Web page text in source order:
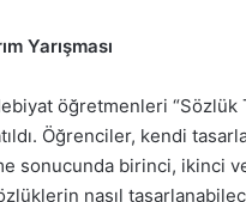
Yarışması
öğretmenleri “Sözlük
Öğrenciler, kendi
sonucunda birinci, ikinci
nasıl